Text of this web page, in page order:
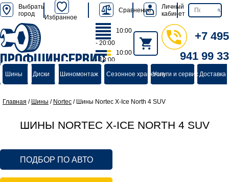
Выбрать
город
Избранное
Сравнение
Личный
кабинет
ПРОФШИНСЕРВИС
группа компаний
10:00
- 20:00
10:00
- 18:00
+7 495
941 99 33
Шины Диски Шиномонтаж Сезонное хранениеУслуги и сервисДоставка
Главная / Шины / Nortec / Шины Nortec X-Ice North 4 SUV
ШИНЫ NORTEC X-ICE NORTH 4 SUV
ПОДБОР ПО АВТО